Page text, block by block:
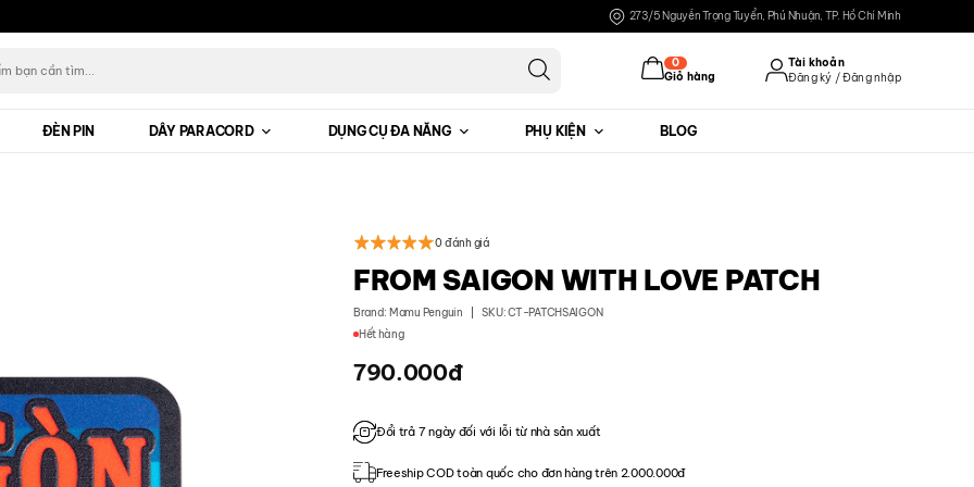
273/5 Nguyễn Trọng Tuyển, Phú Nhuận, TP. Hồ Chí Minh
0
Giỏ hàng
Tài khoản
Đăng ký / Đăng nhập
ĐÈN PIN DÂY PARACORD DỤNG CỤ ĐA NĂNG PHỤ KIỆN BLOG
0 đánh giá
FROM SAIGON WITH LOVE PATCH
Brand: Mamu Penguin
SKU: CT-PATCHSAIGON
Hết hàng
790.000đ
Đổi trả 7 ngày đối với lỗi từ nhà sản xuất
Freeship COD toàn quốc cho đơn hàng trên 2.000.000đ